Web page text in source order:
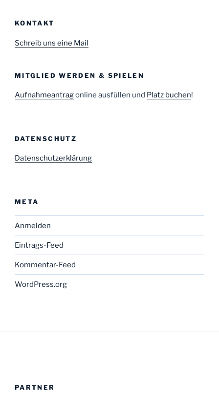
KONTAKT
Schreib uns eine Mail
MITGLIED WERDEN & SPIELEN
Aufnahmeantragonline ausfüllen und Platz buchen!
DATENSCHUTZ
Datenschutzerklärung
META
Anmelden
Eintrags-Feed
Kommentar-Feed
WordPress.org
PARTNER